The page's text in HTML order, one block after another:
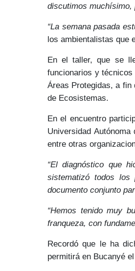
discutimos muchísimo,
“La semana pasada
los ambientalistas que
En el taller, que se
funcionarios y técnicos
Áreas Protegidas, a fin
de Ecosistemas.
En el encuentro
Universidad
entre otras
“El diagnóstico que
sistematizó todos los
documento conjunto
“Hemos tenido muy
franqueza, con
Recordó que le ha
permitirá en Bucanyé